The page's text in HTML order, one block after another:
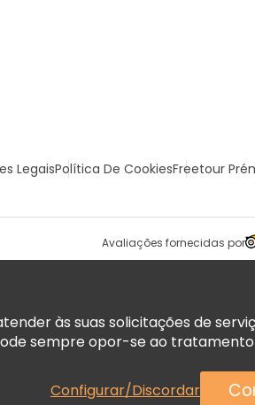
LegaisPolítica De CookiesFreetour
Avaliações fornecidas por
às suas solicitações de
sempre opor-se ao tratamento
Configurar/Discordar